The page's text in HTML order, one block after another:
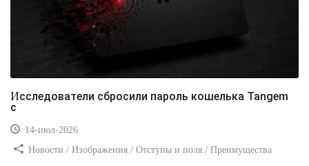
Исследователи сбросили пароль кошелька Tangem
с
14-июл-2026
Новости / Изображения / Отступы и поля / Преимущества